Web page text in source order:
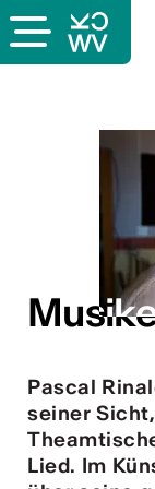
Pascal
seiner
Lied. Im